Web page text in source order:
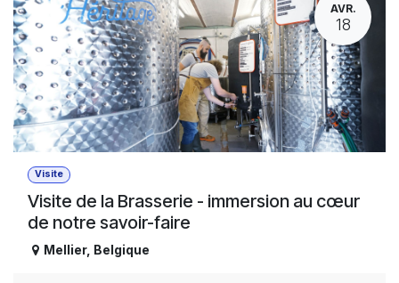
AVR.
18
Visite
Visite de la Brasserie - immersion au cœur
de notre savoir-faire
Mellier, Belgique